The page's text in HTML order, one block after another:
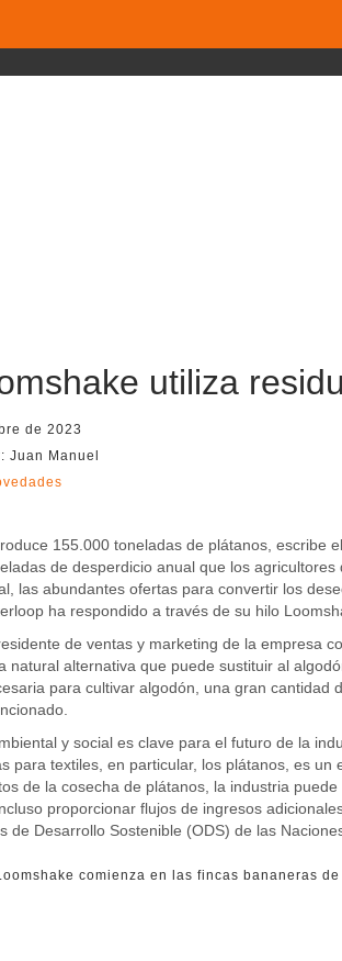
utiliza
de 2023
Juan Manuel
155.000 toneladas de plátanos, escribe
de desperdicio anual que los
las abundantes ofertas para convertir los
ha respondido a través de su hilo
de ventas y marketing de la empresa
natural alternativa que puede sustituir al
para cultivar algodón, una gran cantidad
y social es clave para el futuro de la
para textiles, en particular, los plátanos, es
de la cosecha de plátanos, la industria
proporcionar flujos de ingresos
de Desarrollo Sostenible (ODS) de las
comienza en las fincas bananeras